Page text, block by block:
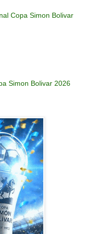
Copa Simon Bolivar
Simon Bolivar 2026